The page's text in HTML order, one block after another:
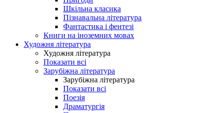
Шкільна класика
Пізнавальна література
Фантастика і фентезі
Книги на іноземних мовах
Художня література
Художня література
Показати всі
Зарубіжна література
Зарубіжна література
Показати всі
Поезія
Драматургія